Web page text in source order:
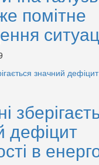
помітне
дефіцит
в